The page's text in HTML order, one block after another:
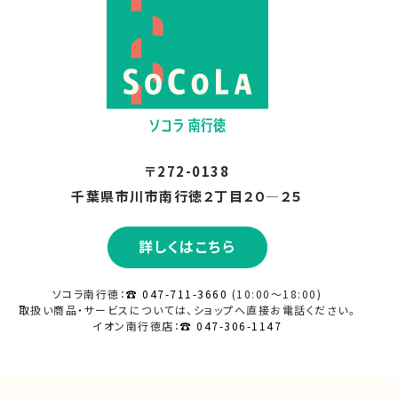
2024.12
2024.11
2024.10
2024.09
2024.08
〒272-0138
千葉県市川市南行徳２丁目２０―２５
詳しくはこちら
ソコラ南行徳：☎ 047-711-3660 (10:00～18:00)
取扱い商品・サービスについては、ショップへ直接お電話ください。
イオン南行徳店：☎ 047-306-1147